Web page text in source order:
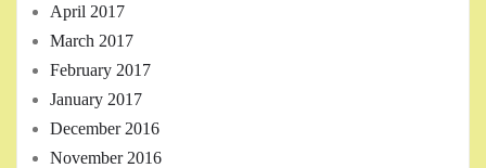
April 2017
March 2017
February 2017
January 2017
December 2016
November 2016